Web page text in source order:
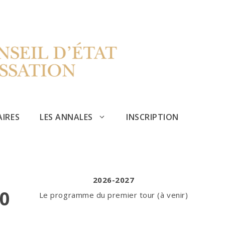
LES ANNALES INSCRIPTION
2026-2027
Le programme du premier tour (à venir)